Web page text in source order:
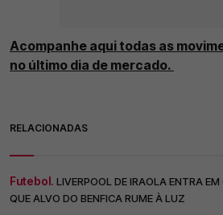
Acompanhe aqui todas as
no último dia de mercado.
RELACIONADAS
Futebol. LIVERPOOL DE IRAOLA ENTRA EM
QUE ALVO DO BENFICA RUME À LUZ